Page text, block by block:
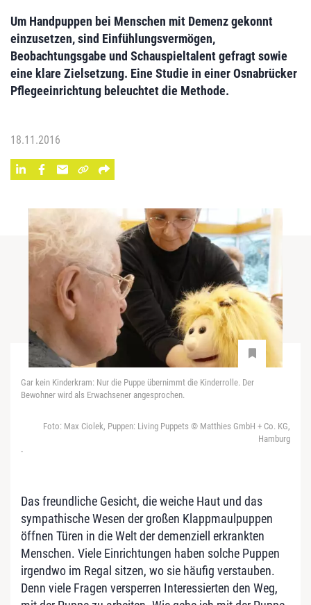
Um Handpuppen bei Menschen mit Demenz gekonnt
einzusetzen, sind Einfühlungsvermögen,
Beobachtungsgabe und ­Schauspieltalent gefragt sowie
eine klare Zielsetzung. Eine Studie in einer Osnabrücker
Pflegeeinrichtung beleuchtet die Methode.
18.11.2016
Gar kein Kinderkram: Nur die Puppe übernimmt die Kinderrolle. Der
Bewohner wird als Erwachsener angesprochen.
Foto: Max Ciolek, Puppen: Living Puppets © Matthies GmbH + Co. KG,
Hamburg
-
Das freundliche Gesicht, die weiche Haut und das
sympathische Wesen der großen Klappmaulpuppen
öffnen Türen in die Welt der demenziell erkrankten
Menschen. Viele Einrichtungen haben solche Puppen
irgendwo im Regal sitzen, wo sie häufig verstauben.
Denn viele Fragen versperren Interessierten den Weg,